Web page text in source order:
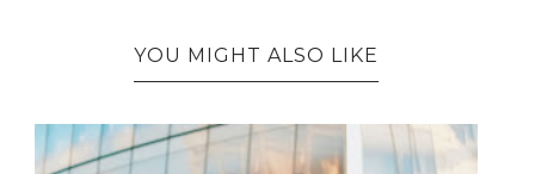
YOU MIGHT ALSO LIKE